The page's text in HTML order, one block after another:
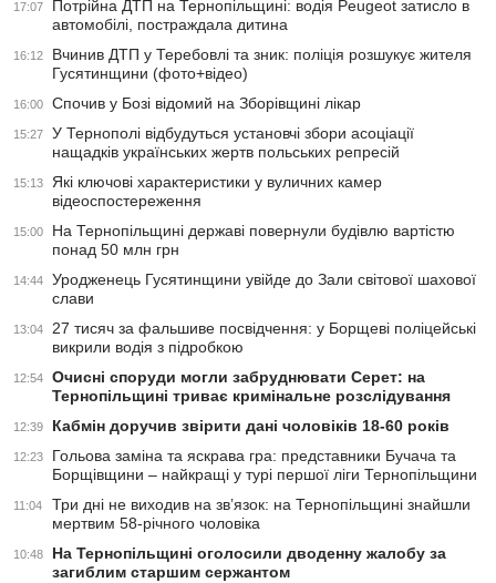
17:07
Потрійна ДТП на Тернопільщині: водія Peugeot затисло в
автомобілі, постраждала дитина
16:12
Вчинив ДТП у Теребовлі та зник: поліція розшукує жителя
Гусятинщини (фото+відео)
16:00 Спочив у Бозі відомий на Зборівщині лікар
15:27
У Тернополі відбудуться установчі збори асоціації
нащадків українських жертв польських репресій
15:13
Які ключові характеристики у вуличних камер
відеоспостереження
15:00
На Тернопільщині державі повернули будівлю вартістю
понад 50 млн грн
14:44
Уродженець Гусятинщини увійде до Зали світової шахової
слави
13:04
27 тисяч за фальшиве посвідчення: у Борщеві поліцейські
викрили водія з підробкою
12:54
Очисні споруди могли забруднювати Серет: на
Тернопільщині триває кримінальне розслідування
12:39 Кабмін доручив звірити дані чоловіків 18-60 років
12:23
Гольова заміна та яскрава гра: представники Бучача та
Борщівщини – найкращі у турі першої ліги Тернопільщини
11:04
Три дні не виходив на зв’язок: на Тернопільщині знайшли
мертвим 58-річного чоловіка
10:48
На Тернопільщині оголосили дводенну жалобу за
загиблим старшим сержантом